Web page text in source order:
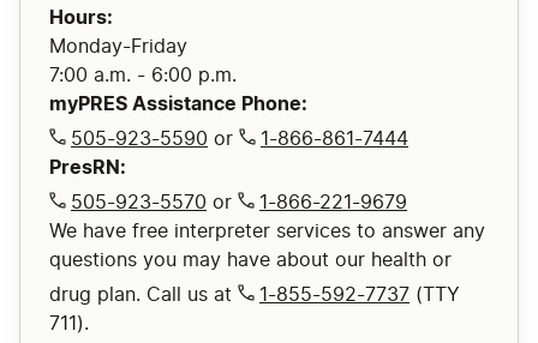
Hours:
Monday-Friday
myPRES Assistance Phone:
505-923-5590 or
1-866-861-7444
PresRN:
505-923-5570 or
1-866-221-9679
We have free interpreter services to answer any
questions you may have about our health or
drug plan. Call us at
1-855-592-7737 (TTY
711).